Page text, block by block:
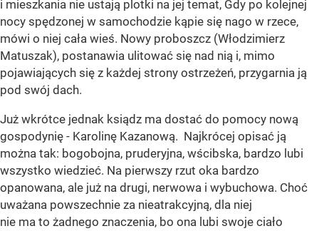
i mieszkania nie ustają plotki na jej temat, Gdy po kolejnej
nocy spędzonej w samochodzie kąpie się nago w rzece,
mówi o niej cała wieś. Nowy proboszcz (Włodzimierz
Matuszak), postanawia ulitować się nad nią i, mimo
pojawiających się z każdej strony ostrzeżeń, przygarnia ją
pod swój dach.
Już wkrótce jednak ksiądz ma dostać do pomocy nową
gospodynię - Karolinę Kazanową. Najkrócej opisać ją
można tak: bogobojna, pruderyjna, wścibska, bardzo lubi
wszystko wiedzieć. Na pierwszy rzut oka bardzo
opanowana, ale już na drugi, nerwowa i wybuchowa. Choć
uważana powszechnie za nieatrakcyjną, dla niej
nie ma to żadnego znaczenia, bo ona lubi swoje ciało